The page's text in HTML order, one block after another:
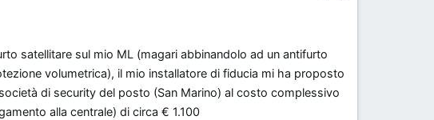
satellitare sul mio ML (magari abbinandolo ad un antifurto
volumetrica), il mio installatore di fiducia mi ha proposto
di security del posto (San Marino) al costo complessivo
alla centrale) di circa € 1.100